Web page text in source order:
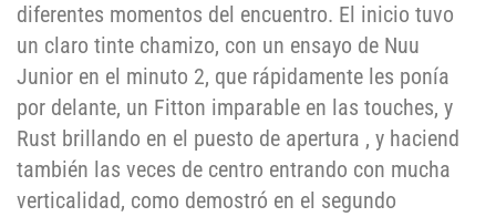
diferentes momentos del encuentro. El inicio tuvo
un claro tinte chamizo, con un ensayo de Nuu
Junior en el minuto 2, que rápidamente les ponía
por delante, un Fitton imparable en las touches, y
Rust brillando en el puesto de apertura , y haciend
también las veces de centro entrando con mucha
verticalidad, como demostró en el segundo